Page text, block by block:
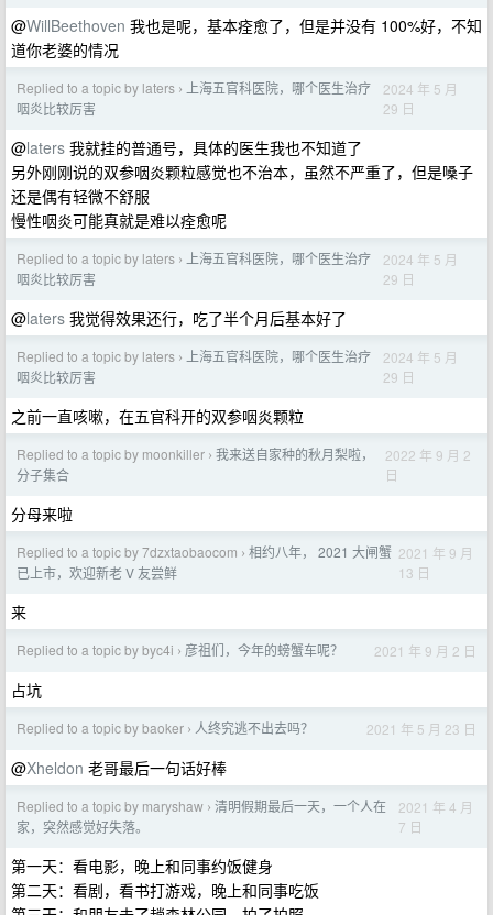
@WillBeethoven 我也是呢，基本痊愈了，但是并没有 100%好，不知
道你老婆的情况
Replied to a topic by laters ›
上海五官科医院，哪个医生治疗
咽炎比较厉害
2024 年 5 月
29 日
@laters 我就挂的普通号，具体的医生我也不知道了
另外刚刚说的双参咽炎颗粒感觉也不治本，虽然不严重了，但是嗓子
还是偶有轻微不舒服
慢性咽炎可能真就是难以痊愈呢
Replied to a topic by laters ›
上海五官科医院，哪个医生治疗
咽炎比较厉害
2024 年 5 月
29 日
@laters 我觉得效果还行，吃了半个月后基本好了
Replied to a topic by laters ›
上海五官科医院，哪个医生治疗
咽炎比较厉害
2024 年 5 月
29 日
之前一直咳嗽，在五官科开的双参咽炎颗粒
Replied to a topic by moonkiller › 我来送自家种的秋月梨啦，
分子集合
2022 年 9 月 2
日
分母来啦
Replied to a topic by 7dzxtaobaocom › 相约八年， 2021 大闸蟹
已上市，欢迎新老 V 友尝鲜
2021 年 9 月
13 日
来
Replied to a topic by byc4i › 彦祖们，今年的螃蟹车呢？ 2021 年 9 月 2 日
占坑
Replied to a topic by baoker › 人终究逃不出去吗？ 2021 年 5 月 23 日
@Xheldon 老哥最后一句话好棒
Replied to a topic by maryshaw › 清明假期最后一天，一个人在
家，突然感觉好失落。
2021 年 4 月
7 日
第一天：看电影，晚上和同事约饭健身
第二天：看剧，看书打游戏，晚上和同事吃饭